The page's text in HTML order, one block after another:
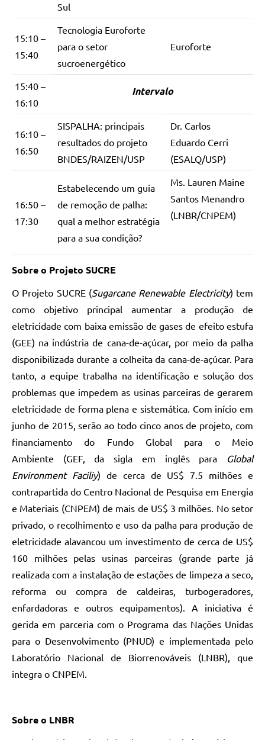
Sul
15:10 –
15:40
Tecnologia Euroforte
para o setor
sucroenergético
Euroforte
15:40 –
16:10
Intervalo
16:10 –
16:50
SISPALHA: principais
resultados do projeto
BNDES/RAIZEN/USP
Dr. Carlos
Eduardo Cerri
(ESALQ/USP)
16:50 –
17:30
Estabelecendo um guia
de remoção de palha:
qual a melhor estratégia
para a sua condição?
Ms. Lauren Maine
Santos Menandro
(LNBR/CNPEM)
Sobre o Projeto SUCRE
O Projeto SUCRE (Sugarcane Renewable Electricity) tem
como objetivo principal aumentar a produção de
eletricidade com baixa emissão de gases de efeito estufa
(GEE) na indústria de cana-de-açúcar, por meio da palha
disponibilizada durante a colheita da cana-de-açúcar. Para
tanto, a equipe trabalha na identificação e solução dos
problemas que impedem as usinas parceiras de gerarem
eletricidade de forma plena e sistemática. Com início em
junho de 2015, serão ao todo cinco anos de projeto, com
financiamento do Fundo Global para o Meio
Ambiente (GEF, da sigla em inglês para Global
Environment Faciliy) de cerca de US$ 7.5 milhões e
contrapartida do Centro Nacional de Pesquisa em Energia
e Materiais (CNPEM) de mais de US$ 3 milhões. No setor
privado, o recolhimento e uso da palha para produção de
eletricidade alavancou um investimento de cerca de US$
160 milhões pelas usinas parceiras (grande parte já
realizada com a instalação de estações de limpeza a seco,
reforma ou compra de caldeiras, turbogeradores,
enfardadoras e outros equipamentos). A iniciativa é
gerida em parceria com o Programa das Nações Unidas
para o Desenvolvimento (PNUD) e implementada pelo
Laboratório Nacional de Biorrenováveis (LNBR), que
integra o CNPEM.
Sobre o LNBR